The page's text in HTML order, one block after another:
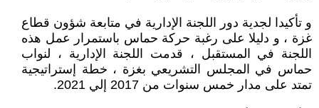
و تأكيدا لجدية دور اللجنة الإدارية في متابعة شؤون قطاع
غزة ، و دليلا على رغبة حركة حماس باستمرار عمل هذه
اللجنة في المستقبل ، قدمت اللجنة الإدارية ، لنواب
حماس في المجلس التشريعي بغزة ، خطة إستراتيجية
تمتد على مدار خمس سنوات من 2017 إلي 2021.